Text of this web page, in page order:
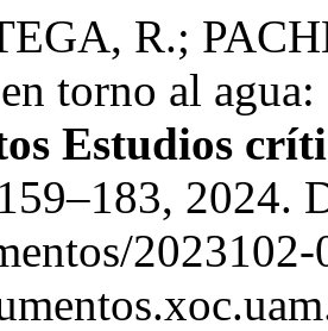
R.;
torno al
Estudios
2024.